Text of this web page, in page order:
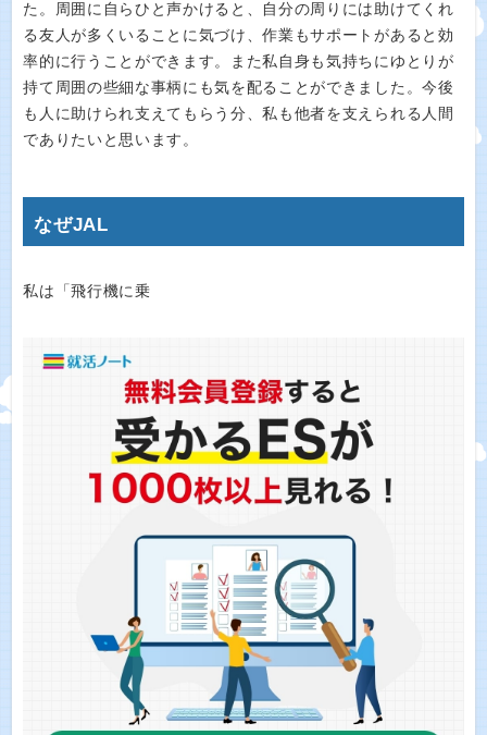
た。周囲に自らひと声かけると、自分の周りには助けてくれ
る友人が多くいることに気づけ、作業もサポートがあると効
率的に行うことができます。また私自身も気持ちにゆとりが
持て周囲の些細な事柄にも気を配ることができました。今後
も人に助けられ支えてもらう分、私も他者を支えられる人間
でありたいと思います。
なぜJAL
私は「飛行機に乗